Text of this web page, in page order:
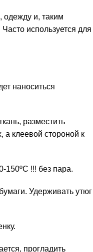
одежду и, таким
используется для
наноситься
разместить
а клеевой стороной к
150ºС !!! без пара.
Удерживать утюг
прогладить